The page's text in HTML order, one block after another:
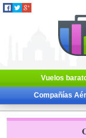
Vuelos
Compañías